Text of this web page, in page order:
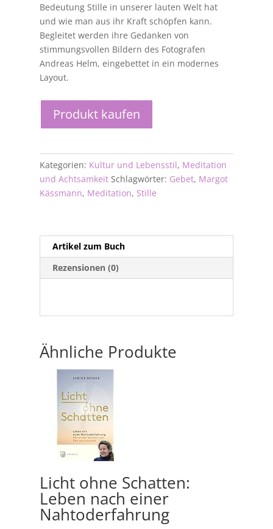
Bedeutung Stille in unserer lauten Welt hat
und wie man aus ihr Kraft schöpfen kann.
Begleitet werden ihre Gedanken von
stimmungsvollen Bildern des Fotografen
Andreas Helm, eingebettet in ein modernes
Layout.
Produkt kaufen
Kategorien: Kultur und Lebensstil, Meditation
und Achtsamkeit Schlagwörter: Gebet, Margot
Kässmann, Meditation, Stille
Artikel zum Buch
Rezensionen (0)
Ähnliche Produkte
Licht ohne Schatten:
Leben nach einer
Nahtoderfahrung